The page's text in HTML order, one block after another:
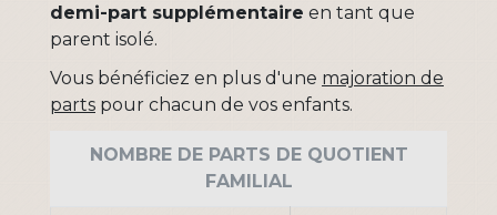
demi-part supplémentaire en tant que
parent isolé.
Vous bénéficiez en plus d'une majoration de
parts pour chacun de vos enfants.
NOMBRE DE PARTS DE QUOTIENT
FAMILIAL